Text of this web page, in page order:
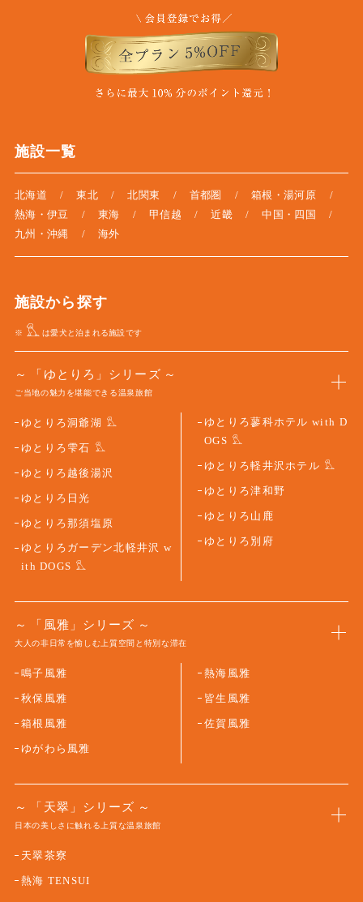
施設一覧
北海道 東北 北関東 首都圏
箱根・湯河原
熱海・伊豆
東海 甲信越 近畿
中国・四国
九州・沖縄
海外
施設から探す
※ は愛犬と泊まれる施設です
「ゆとりろ」シリーズ
ご当地の魅力を堪能できる温泉旅館
ゆとりろ洞爺湖
ゆとりろ雫石
ゆとりろ越後湯沢
ゆとりろ日光
ゆとりろ那須塩原
ゆとりろガーデン北軽井沢 w
ith DOGS
ゆとりろ蓼科ホテル with D
OGS
ゆとりろ軽井沢ホテル
ゆとりろ津和野
ゆとりろ山鹿
ゆとりろ別府
「風雅」シリーズ
大人の非日常を愉しむ上質空間と特別な滞在
鳴子風雅
秋保風雅
箱根風雅
ゆがわら風雅
熱海風雅
皆生風雅
佐賀風雅
「天翠」シリーズ
日本の美しさに触れる上質な温泉旅館
天翠茶寮
熱海 TENSUI